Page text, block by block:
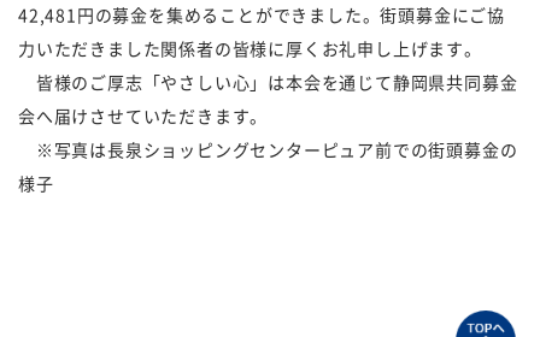
行事予定 リンク
プライバシーポリシー
カスタマーハラスメントに
42,481円の募金を集めることができました。街頭募金にご協
力いただきました関係者の皆様に厚くお礼申し上げます。
皆様のご厚志「やさしい心」は本会を通じて静岡県共同募金
会へ届けさせていただきます。
※写真は長泉ショッピングセンターピュア前での街頭募金の
様子